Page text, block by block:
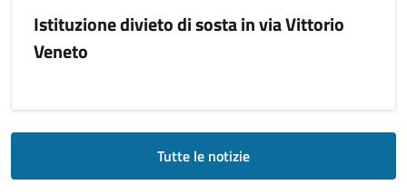
Istituzione divieto di sosta in via Vittorio
Veneto
Tutte le notizie